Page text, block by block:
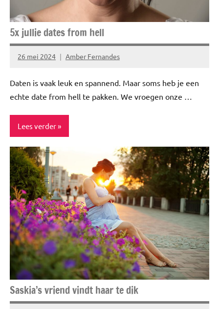
5x jullie dates from hell
26 mei 2024 Amber Fernandes
Geen
Daten is vaak leuk en spannend. Maar soms heb je een
echte date from hell te pakken. We vroegen onze …
Lees verder
Blog
Ervaringsverhalen
Niet
gecategoriseerd
Relatie
Story's
Saskia’s vriend vindt haar te dik